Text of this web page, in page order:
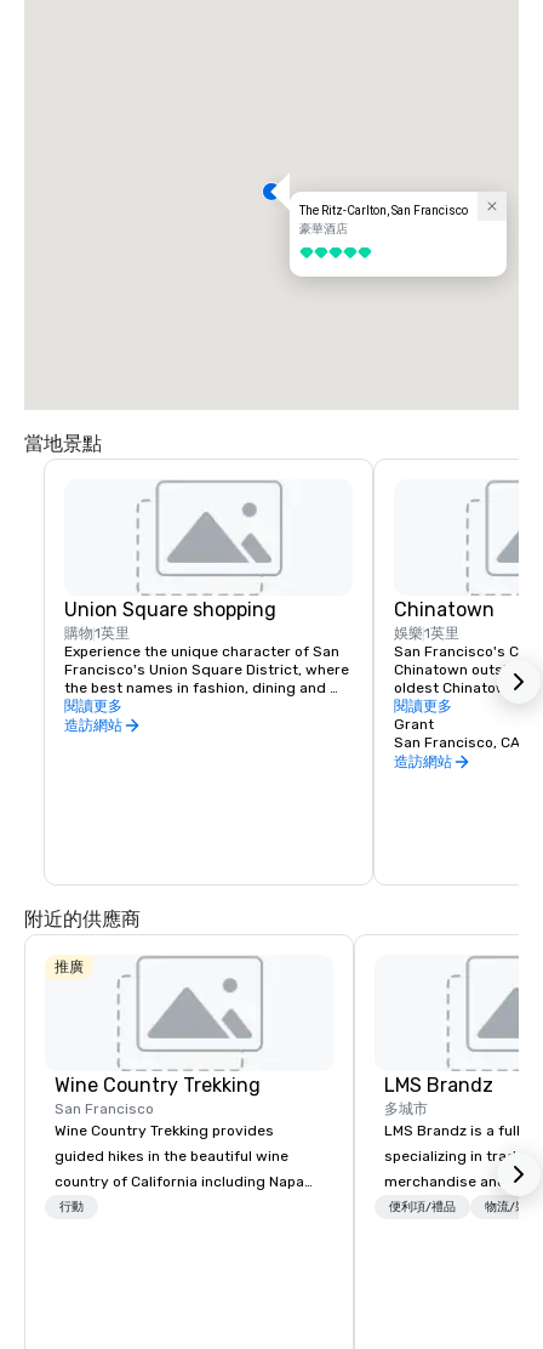
The Ritz-Carlton, San Francisco
豪華酒店
5/5
當地景點
Union Square shopping
購物1英里
Experience the unique character of San
Francisco's Union Square District, where
the best names in fashion, dining and
theater can be found. Union Square is a
great place to meet friends or family and
閱讀更多
造訪網站
Chinatown
娛樂1英里
San Francisco's
Chinatown outside
oldest Chinatown in
Invented in San
fortune cookies are
Golden Gate Fortune
Learn about the
閱讀更多
Grant
San Francisco, CA,
造訪網站
附近的供應商
推廣
Wine Country Trekking
San Francisco
Wine Country Trekking provides
guided hikes in the beautiful wine
country of California including Napa
and Sonoma Valleys. These
行動
LMS Brandz
多城市
LMS Brandz is a full-
specializing in trade
merchandise and
booth giveaways and
便利項/禮品 物流/裝飾